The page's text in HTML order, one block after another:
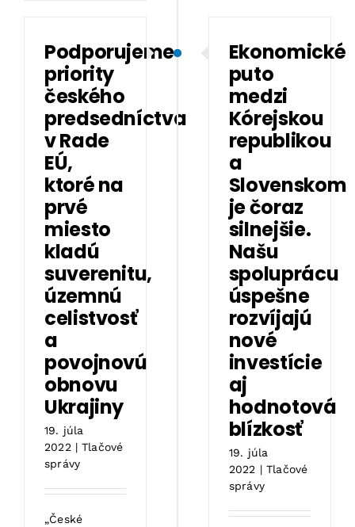
Podporujeme
priority
českého
predsedníctva
v Rade
EÚ,
ktoré na
prvé
miesto
kladú
suverenitu,
územnú
celistvosť
a
povojnovú
obnovu
Ukrajiny
19. júla
2022 | Tlačové
správy
„České
Ekonomické
puto
medzi
Kórejskou
republikou
a
Slovenskom
je čoraz
silnejšie.
Našu
spoluprácu
úspešne
rozvíjajú
nové
investície
aj
hodnotová
blízkosť
19. júla
2022 | Tlačové
správy